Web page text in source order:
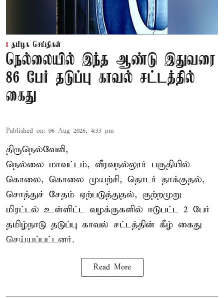
தமிழக செய்திகள்
நெல்லையில் இந்த ஆண்டு இதுவரை
86 பேர் தடுப்பு காவல் சட்டத்தில்
கைது
Published on: 06 Aug 2026, 4:33 pm
திருநெல்வேலி,
நெல்லை மாவட்டம், வீரவநல்லூர் பகுதியில்
கொலை, கொலை முயற்சி, தொடர் தாக்குதல்,
சொத்துச் சேதம் ஏற்படுத்துதல், குற்றமுறு
மிரட்டல் உள்ளிட்ட வழக்குகளில் ஈடுபட்ட 2 பேர்
தமிழ்நாடு தடுப்பு காவல் சட்டத்தின் கீழ் கைது
செய்யப்பட்டனர்.
Read More